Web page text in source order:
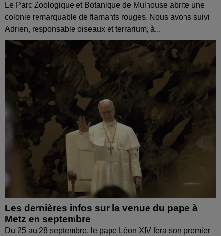
Le Parc Zoologique et Botanique de Mulhouse abrite une
colonie remarquable de flamants rouges. Nous avons suivi
Adrien, responsable oiseaux et terrarium, à...
Les dernières infos sur la venue du pape à
Metz en septembre
Du 25 au 28 septembre, le pape Léon XIV fera son premier